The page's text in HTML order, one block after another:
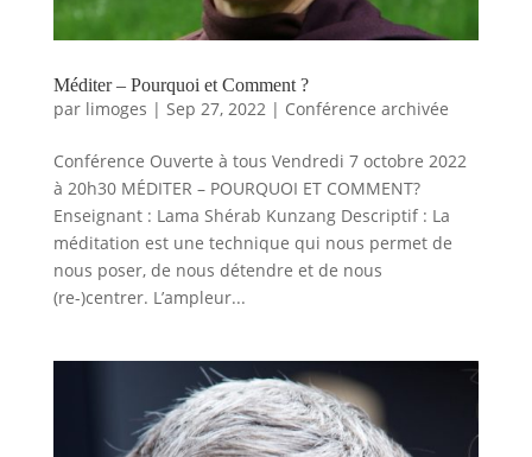
Méditer – Pourquoi et Comment ?
par limoges | Sep 27, 2022| Conférence archivée
Conférence Ouverte à tous Vendredi 7 octobre 2022
à 20h30 MÉDITER – POURQUOI ET COMMENT?
Enseignant : Lama Shérab Kunzang Descriptif : La
méditation est une technique qui nous permet de
nous poser, de nous détendre et de nous
(re-)centrer. L’ampleur...